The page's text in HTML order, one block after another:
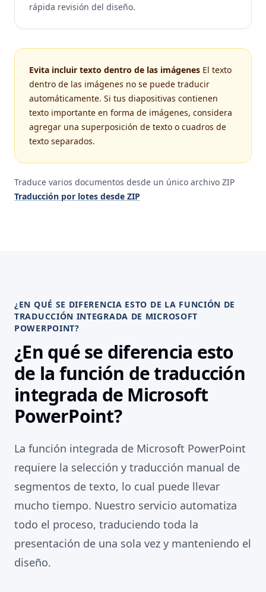
rápida revisión del diseño.
Evita incluir texto dentro de las imágenes El texto
dentro de las imágenes no se puede traducir
automáticamente. Si tus diapositivas contienen
texto importante en forma de imágenes, considera
agregar una superposición de texto o cuadros de
texto separados.
Traduce varios documentos desde un único archivo ZIP
Traducción por lotes desde ZIP
¿EN QUÉ SE DIFERENCIA ESTO DE LA FUNCIÓN DE
TRADUCCIÓN INTEGRADA DE MICROSOFT
POWERPOINT?
¿En qué se diferencia esto
de la función de traducción
integrada de Microsoft
PowerPoint?
La función integrada de Microsoft PowerPoint
requiere la selección y traducción manual de
segmentos de texto, lo cual puede llevar
mucho tiempo. Nuestro servicio automatiza
todo el proceso, traduciendo toda la
presentación de una sola vez y manteniendo el
diseño.